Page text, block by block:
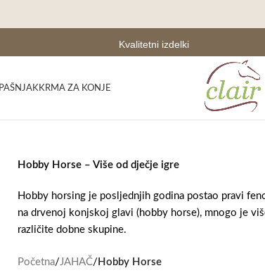
Kvalitetni izdelki
KRMA ZA KONJE
Hobby Horse – Više od dječje igre
Hobby horsing je posljednjih godina postao pravi
na drvenoj konjskoj glavi (hobby horse), mnogo je
različite dobne skupine.
Početna/JAHAČ/ Hobby Horse